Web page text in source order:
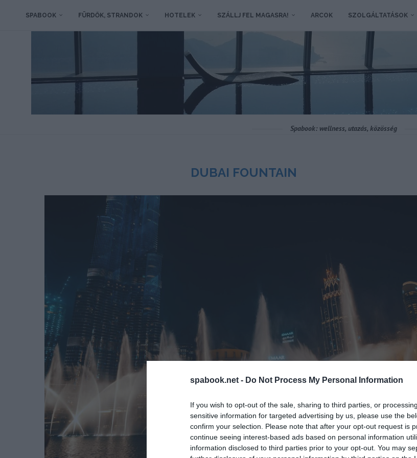
spabook.net - Do Not Process My Personal Information
If you wish to opt-out of the sale, sharing to third parties, or
sensitive information for targeted advertising by us, please use the
confirm your selection. Please note that after your opt-out request is
continue seeing interest-based ads based on personal information
information disclosed to third parties prior to your opt-out. You may
SPABOOK FÜRDŐK, STRANDOK HOTELEK SZÁLLJ FEL MAGASRA! ARCOK SZOLGÁLTATÁSOK
Spabook: wellness, utazás, közösség
DUBAI FOUNTAIN